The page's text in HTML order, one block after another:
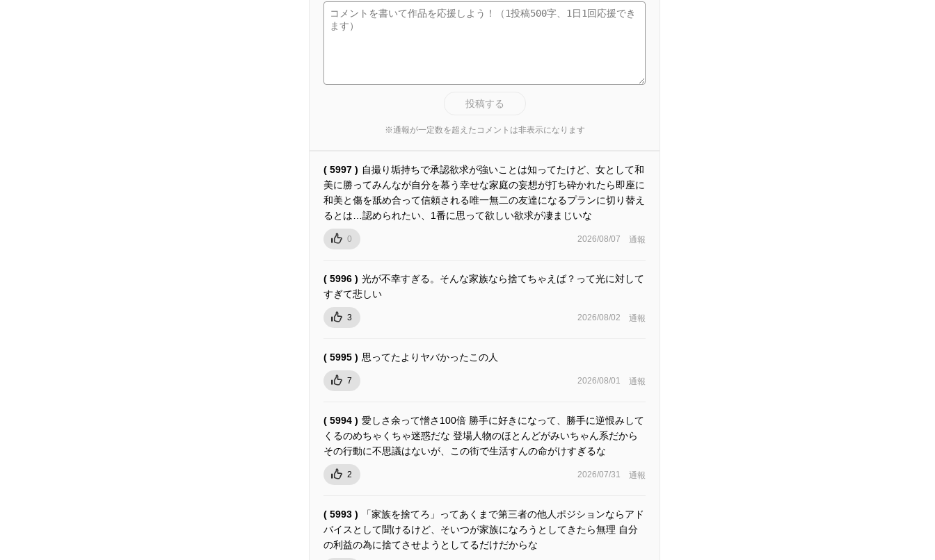
投稿する
※通報が一定数を超えたコメントは非表示になります
( 5997 ) 自撮り垢持ちで承認欲求が強いことは知ってたけど、女として和
美に勝ってみんなが自分を慕う幸せな家庭の妄想が打ち砕かれたら即座に
和美と傷を舐め合って信頼される唯一無二の友達になるプランに切り替え
るとは…認められたい、1番に思って欲しい欲求が凄まじいな
0 2026/08/07 通報
( 5996 ) 光が不幸すぎる。そんな家族なら捨てちゃえば？って光に対して
すぎて悲しい
3 2026/08/02 通報
( 5995 ) 思ってたよりヤバかったこの人
7 2026/08/01 通報
( 5994 ) 愛しさ余って憎さ100倍 勝手に好きになって、勝手に逆恨みして
くるのめちゃくちゃ迷惑だな 登場人物のほとんどがみいちゃん系だから
その行動に不思議はないが、この街で生活すんの命がけすぎるな
2 2026/07/31 通報
( 5993 )
「家族を捨てろ」ってあくまで第三者の他人ポジションならアド
バイスとして聞けるけど、そいつが家族になろうとしてきたら無理 自分
の利益の為に捨てさせようとしてるだけだからな